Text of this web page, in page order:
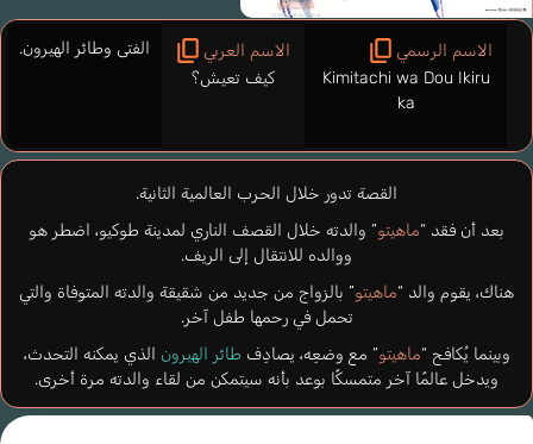
القصة تدور خلال الحرب العالمية الثانية.
بعد أن فقد “ماهيتو” والدته خلال القصف الناري لمدينة طوكيو، اضطر هو
ووالده للانتقال إلى الريف.
هناك، يقوم والد “ماهيتو” بالزواج من جديد من شقيقة والدته المتوفاة والتي
تحمل في رحمها طفل آخر.
وبينما يُكافح “ماهيتو” مع وضعِه، يصادِف طائر الهيرون الذي يمكنه التحدث،
ويدخل عالمًا آخر متمسكًا بوعد بأنه سيتمكن من لقاء والدته مرة أخرى.
الاسم الرسمي
Kimitachi wa Dou Ikiru
ka
الاسم العربي
كيف تعيش؟
الفتى وطائر الهيرون.